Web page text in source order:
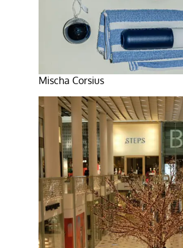
Mischa Corsius